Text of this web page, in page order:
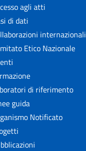
agli atti
di dati
internazionali
Etico Nazionale
di riferimento
guida
Notificato